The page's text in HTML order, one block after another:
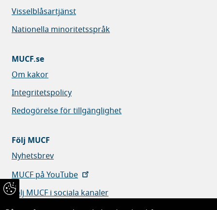
Visselblåsartjänst
Nationella minoritetsspråk
MUCF.se
Om kakor
Integritetspolicy
Redogörelse för tillgänglighet
Följ MUCF
Nyhetsbrev
MUCF på YouTube
Följ MUCF i sociala kanaler